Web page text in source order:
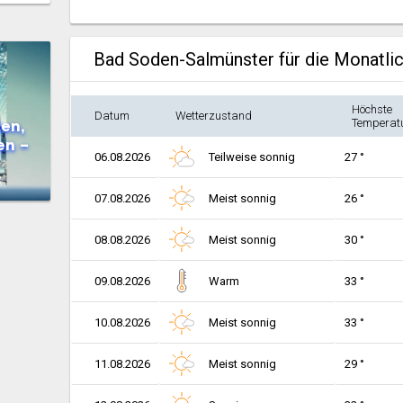
–
Bad Soden-Salmünster für die
Datum Wetterzustand
Höchste
06.08.2026 Teilweise sonnig 27 °
07.08.2026 Meist sonnig 26 °
08.08.2026 Meist sonnig 30 °
09.08.2026 Warm 33 °
10.08.2026 Meist sonnig 33 °
11.08.2026 Meist sonnig 29 °